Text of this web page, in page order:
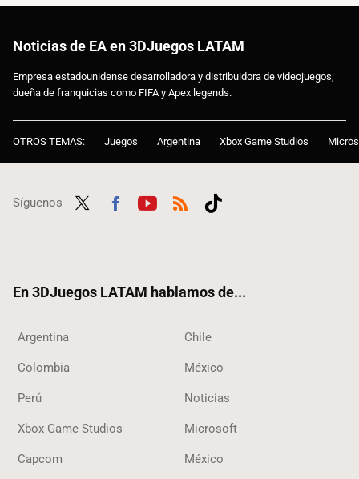
Noticias de EA en 3DJuegos LATAM
Empresa estadounidense desarrolladora y distribuidora de videojuegos,
dueña de franquicias como FIFA y Apex legends.
OTROS TEMAS: Juegos Argentina Xbox Game Studios
Síguenos
En 3DJuegos LATAM hablamos de...
Argentina Chile
Colombia México
Perú Noticias
Xbox Game Studios Microsoft
Capcom México